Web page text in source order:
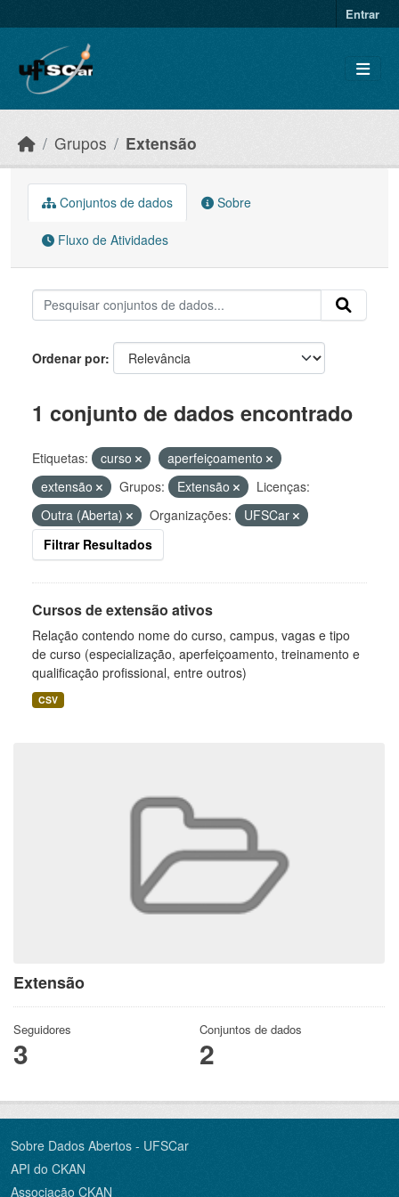
Entrar
Grupos Extensão
Extensão
Seguidores
3
Conjuntos de dados
2
Conjuntos de dados Sobre
Fluxo de Atividades
Ordenar por
1 conjunto de dados encontrado
Etiquetas: curso
aperfeiçoamento
extensão
Grupos: Extensão
Licenças:
Outra (Aberta)
Organizações:
UFSCar
Filtrar Resultados
Cursos de extensão ativos
Relação contendo nome do curso, campus, vagas e tipo
de curso (especialização, aperfeiçoamento, treinamento e
qualificação profissional, entre outros)
CSV
Sobre Dados Abertos - UFSCar
API do CKAN
Associação CKAN